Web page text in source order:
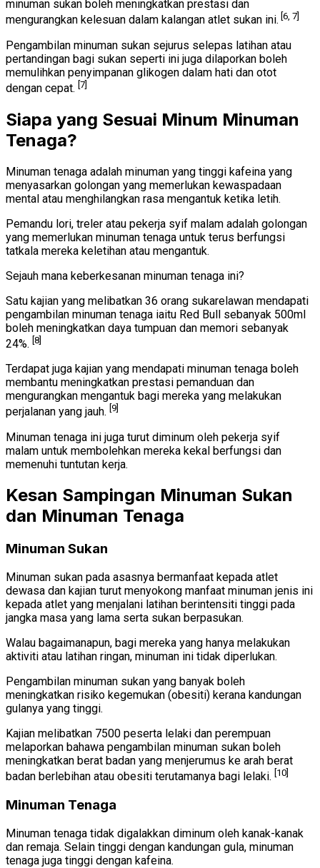
minuman sukan boleh meningkatkan prestasi dan
mengurangkan kelesuan dalam kalangan atlet sukan ini. [6, 7]
Pengambilan minuman sukan sejurus selepas latihan atau
pertandingan bagi sukan seperti ini juga dilaporkan boleh
memulihkan penyimpanan glikogen dalam hati dan otot
dengan cepat. [7]
Siapa yang Sesuai Minum Minuman
Tenaga?
Minuman tenaga adalah minuman yang tinggi kafeina yang
menyasarkan golongan yang memerlukan kewaspadaan
mental atau menghilangkan rasa mengantuk ketika letih.
Pemandu lori, treler atau pekerja syif malam adalah golongan
yang memerlukan minuman tenaga untuk terus berfungsi
tatkala mereka keletihan atau mengantuk.
Sejauh mana keberkesanan minuman tenaga ini?
Satu kajian yang melibatkan 36 orang sukarelawan mendapati
pengambilan minuman tenaga iaitu Red Bull sebanyak 500ml
boleh meningkatkan daya tumpuan dan memori sebanyak
24%. [8]
Terdapat juga kajian yang mendapati minuman tenaga boleh
membantu meningkatkan prestasi pemanduan dan
mengurangkan mengantuk bagi mereka yang melakukan
perjalanan yang jauh. [9]
Minuman tenaga ini juga turut diminum oleh pekerja syif
malam untuk membolehkan mereka kekal berfungsi dan
memenuhi tuntutan kerja.
Kesan Sampingan Minuman Sukan
dan Minuman Tenaga
Minuman Sukan
Minuman sukan pada asasnya bermanfaat kepada atlet
dewasa dan kajian turut menyokong manfaat minuman jenis ini
kepada atlet yang menjalani latihan berintensiti tinggi pada
jangka masa yang lama serta sukan berpasukan.
Walau bagaimanapun, bagi mereka yang hanya melakukan
aktiviti atau latihan ringan, minuman ini tidak diperlukan.
Pengambilan minuman sukan yang banyak boleh
meningkatkan risiko kegemukan (obesiti) kerana kandungan
gulanya yang tinggi.
Kajian melibatkan 7500 peserta lelaki dan perempuan
melaporkan bahawa pengambilan minuman sukan boleh
meningkatkan berat badan yang menjerumus ke arah berat
badan berlebihan atau obesiti terutamanya bagi lelaki. [10]
Minuman Tenaga
Minuman tenaga tidak digalakkan diminum oleh kanak-kanak
dan remaja. Selain tinggi dengan kandungan gula, minuman
tenaga juga tinggi dengan kafeina.